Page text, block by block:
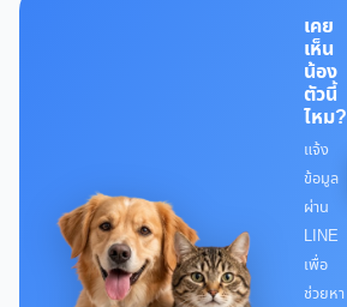
เคย
เห็น
น้อง
ตัวนี้
ไหม?
แจ้ง
ข้อมูล
ผ่าน
LINE
เพื่อ
ช่วยหา